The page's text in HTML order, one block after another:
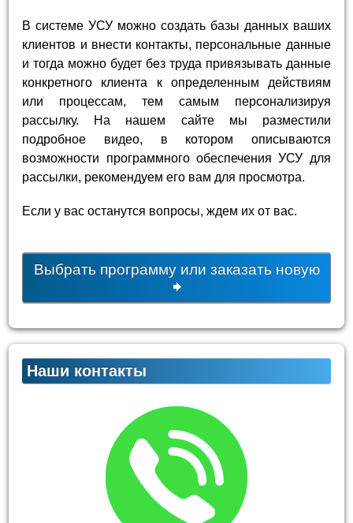
В системе УСУ можно создать базы данных ваших
клиентов и внести контакты, персональные данные
и тогда можно будет без труда привязывать данные
конкретного клиента к определенным действиям
или процессам, тем самым персонализируя
рассылку. На нашем сайте мы разместили
подробное видео, в котором описываются
возможности программного обеспечения УСУ для
рассылки, рекомендуем его вам для просмотра.
Если у вас останутся вопросы, ждем их от вас.
Выбрать программу или заказать новую
Наши контакты